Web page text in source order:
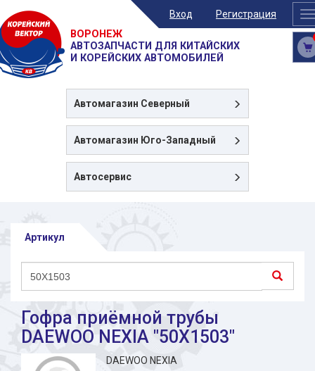
Вход Регистрация
ВОРОНЕЖ
АВТОЗАПЧАСТИ ДЛЯ КИТАЙСКИХ
И КОРЕЙСКИХ АВТОМОБИЛЕЙ
Автомагазин Северный
Автомагазин Юго-Западный
Автосервис
Артикул
Гофра приёмной трубы
DAEWOO NEXIA "50X1503"
DAEWOO NEXIA